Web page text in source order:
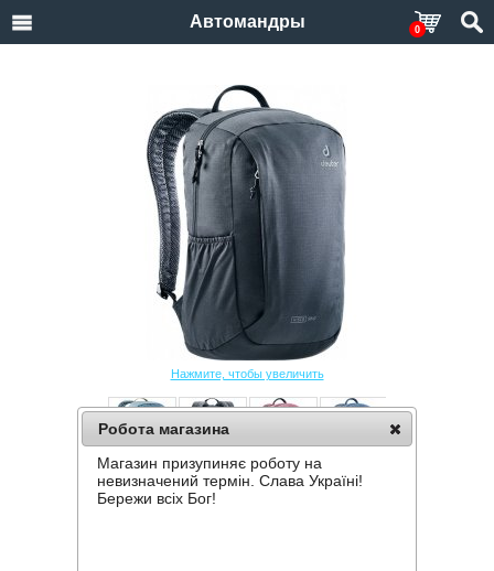
Автомандры 0
Нажмите, чтобы увеличить
РЮКЗАК DEUTER VISTA SKIP
Робота магазина
Магазин призупиняє роботу на
невизначений термін. Слава Україні!
Бережи всіх Бог!